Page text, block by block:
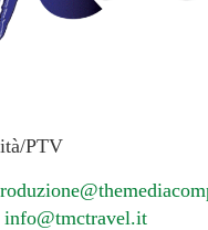
PTV
info@tmctravel.it